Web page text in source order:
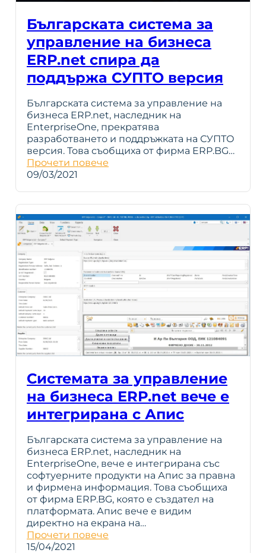
Българската система за
управление на бизнеса
ERP.net спира да
поддържа СУПТО версия
Българската система за управление на
бизнеса ERP.net, наследник на
EnterpriseOne, прекратява
разработването и поддръжката на СУПТО
версия. Това съобщиха от фирма ERP.BG…
Прочети повече
09/03/2021
Системата за управление
на бизнеса ERP.net вече е
интегрирана с Апис
Българската система за управление на
бизнеса ERP.net, наследник на
EnterpriseOne, вече е интегрирана със
софтуерните продукти на Апис за правна
и фирмена информация. Това съобщиха
от фирма ERP.BG, която е създател на
платформата. Апис вече е видим
директно на екрана на…
Прочети повече
15/04/2021